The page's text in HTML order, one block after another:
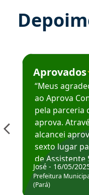
Estudante José
Aprovados
“Meus
ao Aprova
pela parceria
aprova.
alcancei
sexto lugar
de Assistente
Hoje estou
Prefeitura de
José - 16/05/
Prefeitura
(Pará)